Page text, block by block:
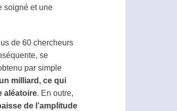
soigné et une
de 60 chercheurs
se
par simple
milliard, ce qui
aléatoire. En outre,
de l’amplitude